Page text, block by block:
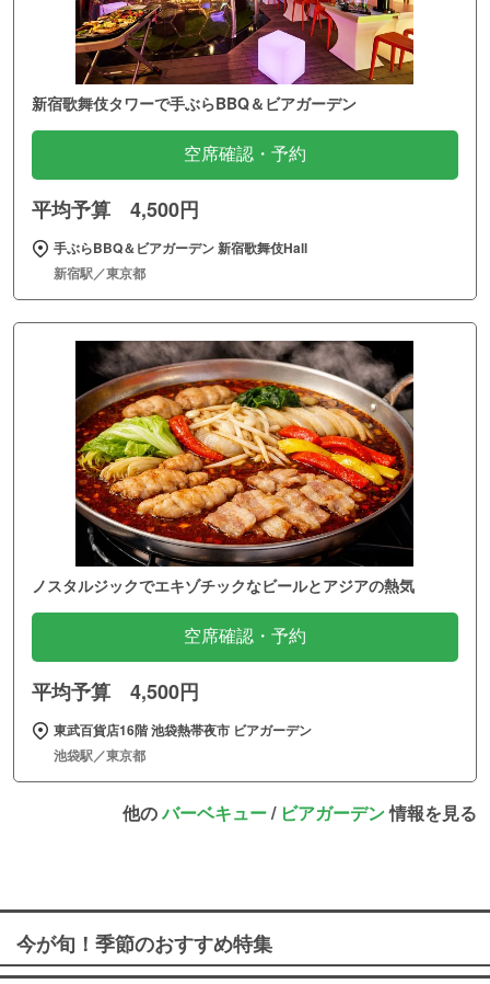
新宿歌舞伎タワーで手ぶらBBQ＆ビアガーデン
空席確認・予約
平均予算 4,500円
手ぶらBBQ＆ビアガーデン 新宿歌舞伎Hall
新宿駅／東京都
ノスタルジックでエキゾチックなビールとアジアの熱気
空席確認・予約
平均予算 4,500円
東武百貨店16階 池袋熱帯夜市 ビアガーデン
池袋駅／東京都
他のバーベキュー/ ビアガーデン情報を見る
今が旬！季節のおすすめ特集